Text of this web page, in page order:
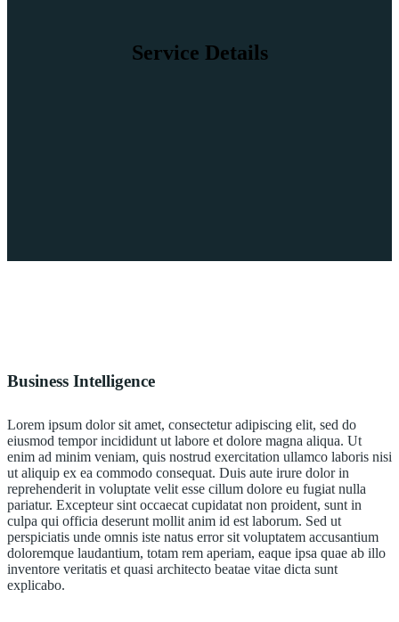
Service Details
Business Intelligence
Lorem ipsum dolor sit amet, consectetur adipiscing elit, sed do
eiusmod tempor incididunt ut labore et dolore magna aliqua. Ut
enim ad minim veniam, quis nostrud exercitation ullamco laboris nisi
ut aliquip ex ea commodo consequat. Duis aute irure dolor in
reprehenderit in voluptate velit esse cillum dolore eu fugiat nulla
pariatur. Excepteur sint occaecat cupidatat non proident, sunt in
culpa qui officia deserunt mollit anim id est laborum. Sed ut
perspiciatis unde omnis iste natus error sit voluptatem accusantium
doloremque laudantium, totam rem aperiam, eaque ipsa quae ab illo
inventore veritatis et quasi architecto beatae vitae dicta sunt
explicabo.